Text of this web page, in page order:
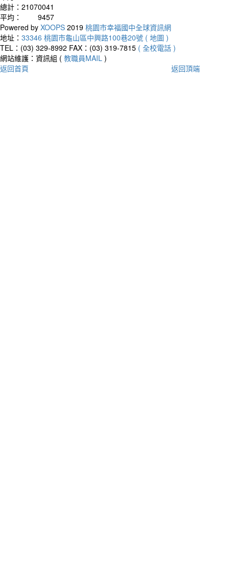
總計： 21070041
平均：
9457
Powered by XOOPS 2019 桃園市幸福國中全球資訊網
地址： 33346 桃園市龜山區中興路100巷20號 ( 地圖 )
TEL：(03) 329-8992 FAX：(03) 319-7815 ( 全校電話 )
網站維護：資訊組 ( 教職員MAIL )
返回首頁
返回頂端